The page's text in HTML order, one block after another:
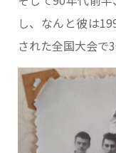
し、なんと彼は
された全国大会で